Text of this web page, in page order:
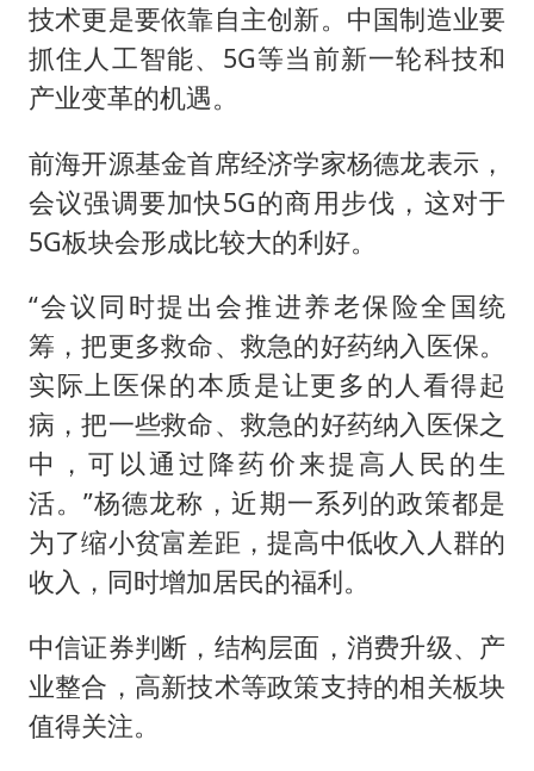
技术更是要依靠自主创新。中国制造业要
抓住人工智能、5G等当前新一轮科技和
产业变革的机遇。
前海开源基金首席经济学家杨德龙表示，
会议强调要加快5G的商用步伐，这对于
5G板块会形成比较大的利好。
“会议同时提出会推进养老保险全国统
筹，把更多救命、救急的好药纳入医保。
实际上医保的本质是让更多的人看得起
病，把一些救命、救急的好药纳入医保之
中，可以通过降药价来提高人民的生
活。”杨德龙称，近期一系列的政策都是
为了缩小贫富差距，提高中低收入人群的
收入，同时增加居民的福利。
中信证券判断，结构层面，消费升级、产
业整合，高新技术等政策支持的相关板块
值得关注。